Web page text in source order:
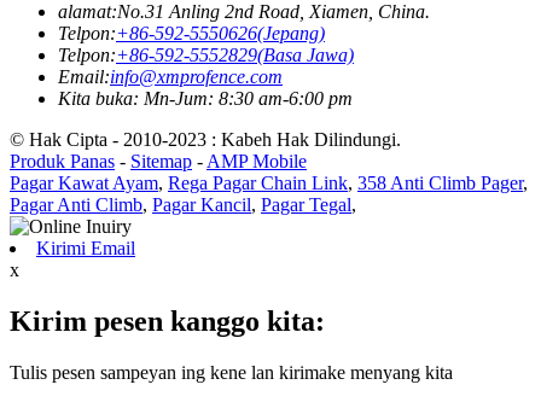
alamat:No.31 Anling 2nd Road, Xiamen, China.
Telpon:+86-592-5550626(Jepang)
Telpon:+86-592-5552829(Basa Jawa)
Email:info@xmprofence.com
Kita buka: Mn-Jum: 8:30 am-6:00 pm
© Hak Cipta - 2010-2023 : Kabeh Hak Dilindungi.
Produk Panas - Sitemap - AMP Mobile
Pagar Kawat Ayam, Rega Pagar Chain Link, 358 Anti Climb Pager,
Pagar Anti Climb, Pagar Kancil, Pagar Tegal,
Kirimi Email
x
Kirim pesen kanggo kita:
Tulis pesen sampeyan ing kene lan kirimake menyang kita